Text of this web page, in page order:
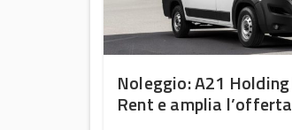
Noleggio: A21
Rent e amplia